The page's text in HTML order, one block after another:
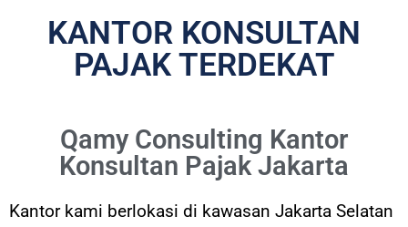
KANTOR KONSULTAN
PAJAK TERDEKAT
Qamy Consulting Kantor
Konsultan Pajak Jakarta
Kantor kami berlokasi di kawasan Jakarta Selatan